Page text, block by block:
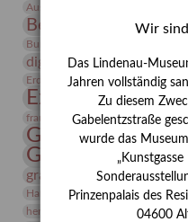
Ausstellung „Vier Winde“
Bernhard August
Burg Posterstein
digitallabor Entartete
Erdmann Julius Dietrich
Expressionismus
frauen Frauen in der
Gerhard-
Gerhard
grafische sammlung
Hanns-Conon von der Gabelentz
herman de vries Humboldt
Wir
Das Lindenau-
Jahren vollständig
Zu diesem
Gabelentzstraße
wurde das
Prinzenpalais des
04600